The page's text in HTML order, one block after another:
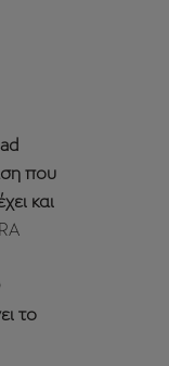
που
και
το